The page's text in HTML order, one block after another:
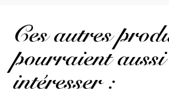
Ces autres
pourraient
intéresser :